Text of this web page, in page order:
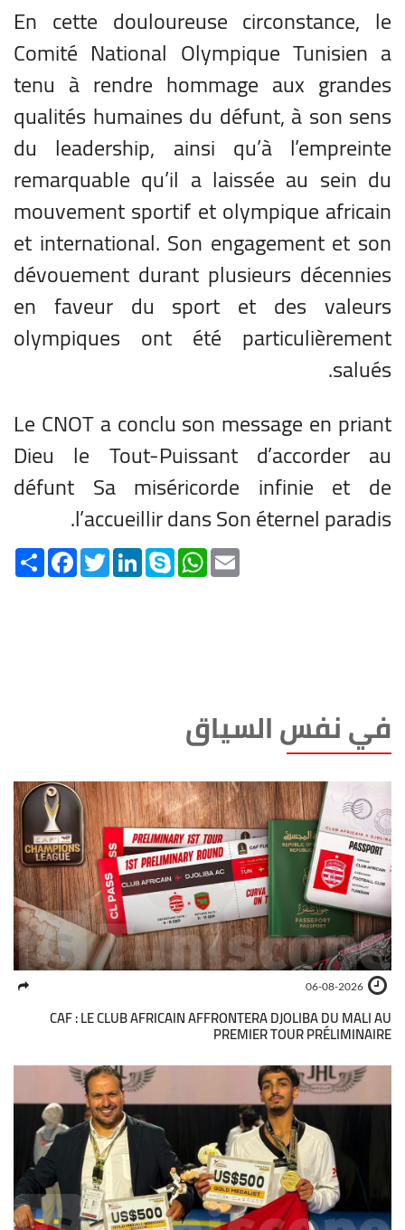
En cette douloureuse circonstance, le
Comité National Olympique Tunisien a
tenu à rendre hommage aux grandes
qualités humaines du défunt, à son sens
du leadership, ainsi qu’à l’empreinte
remarquable qu’il a laissée au sein du
mouvement sportif et olympique africain
et international. Son engagement et son
dévouement durant plusieurs décennies
en faveur du sport et des valeurs
olympiques ont été particulièrement
salués.
Le CNOT a conclu son message en priant
Dieu le Tout-Puissant d’accorder au
défunt Sa miséricorde infinie et de
l’accueillir dans Son éternel paradis.
Share FacebookTwitterLinkedInSkype WhatsApp
في نفس السياق
06-08-2026
CAF : LE CLUB AFRICAIN AFFRONTERA DJOLIBA DU MALI AU
PREMIER TOUR PRÉLIMINAIRE